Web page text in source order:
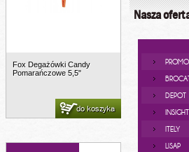
Fox Degażówki Candy
Pomarańczowe 5,5"
do koszyka
Nasza
DEPOT
INSIGHT
ITELY
LISAP